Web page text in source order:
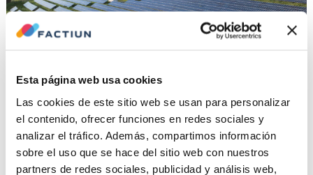
Esta página web usa cookies
Las cookies de este sitio web se usan para personalizar
el contenido, ofrecer funciones en redes sociales y
analizar el tráfico. Además, compartimos información
sobre el uso que se hace del sitio web con nuestros
partners de redes sociales, publicidad y análisis web,
enero 26, 2026
Factiun abre filial en Italia y refuerza su estrategia
de expansión internacional en el mercado
fotovoltaico